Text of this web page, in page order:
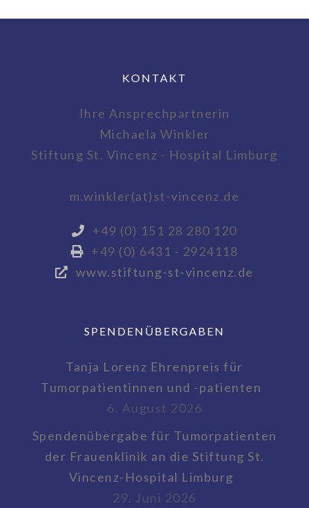
KONTAKT
Ihre Ansprechpartnerin
Michaela Winkler
Stiftung St. Vincenz - Hospital Limburg
m.winkler(at)st-vincenz.de
+49 (0) 151 28 280 120
+49 (0) 6431 - 2924118
www.stiftung-st-vincenz.de
SPENDENÜBERGABEN
Tanja Lorenz Ehrenpreis für
Tumorpatientinnen und -patienten
6. August 2026
Spendenübergabe für Tumorpatienten
der Frauenklinik an die Stiftung St.
Vincenz-Hospital Limburg
29. Juni 2026